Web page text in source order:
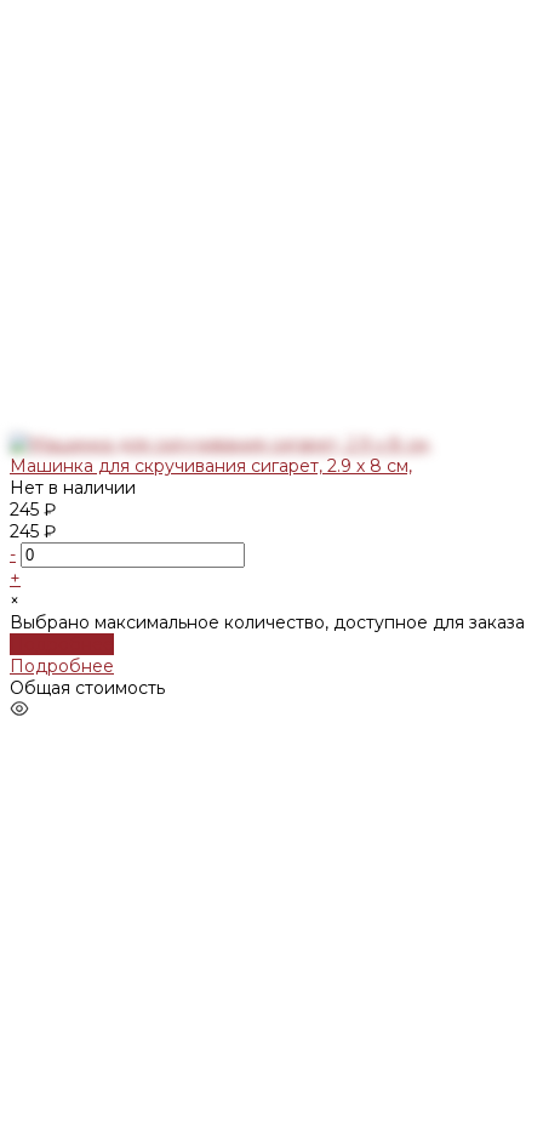
Машинка для скручивания сигарет, 2.9 х 8 см,
Нет в наличии
245 ₽
245 ₽
-
+
×
Выбрано максимальное количество, доступное для заказа
Подробнее
Общая стоимость